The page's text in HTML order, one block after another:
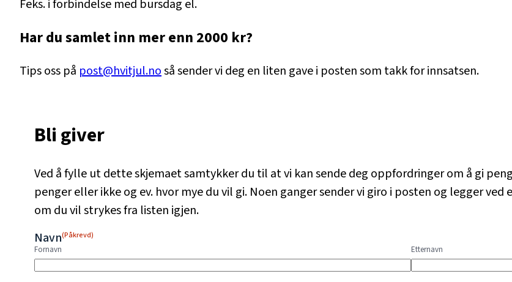
Feks. i forbindelse med bursdag el.
Har du samlet inn mer enn 2000 kr?
Tips oss på post@hvitjul.noså sender vi deg en liten gave i posten som takk for innsatsen.
Bli giver
Ved å fylle ut dette skjemaet samtykker du til at vi kan sende deg oppfordringer om å gi
penger eller ikke og ev. hvor mye du vil gi. Noen ganger sender vi giro i posten og legger
om du vil strykes fra listen igjen.
Navn(Påkrevd)
Fornavn Etternavn